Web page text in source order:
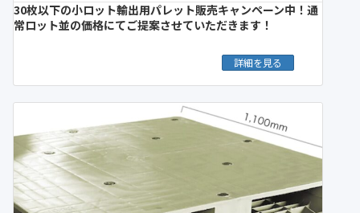
30枚以下の小ロット輸出用パレット販売キャンペーン中！通
常ロット並の価格にてご提案させていただきます！
詳細を見る